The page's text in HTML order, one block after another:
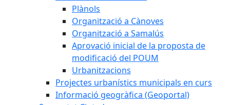
Plànols
Organització a Cànoves
Organització a Samalús
Aprovació inicial de la proposta de
modificació del POUM
Urbanitzacions
Projectes urbanístics municipals en curs
Informació geogràfica (Geoportal)